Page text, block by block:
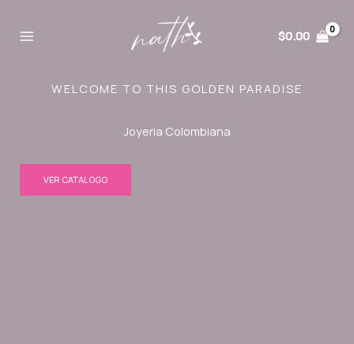
$0.00
WELCOME TO THIS GOLDEN PARADISE
Joyeria Colombiana
VER CATALOGO